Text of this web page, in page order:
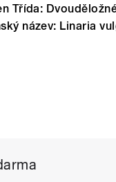
Třída:
název: Linaria